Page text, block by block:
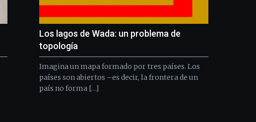
Los lagos de Wada: un problema de
topología
Imagina un mapa formado por tres países. Los
países son abiertos –es decir, la frontera de un
país no forma […]